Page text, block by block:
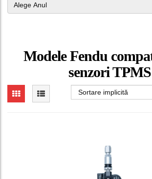
Modele Fendu
senzori TPMS